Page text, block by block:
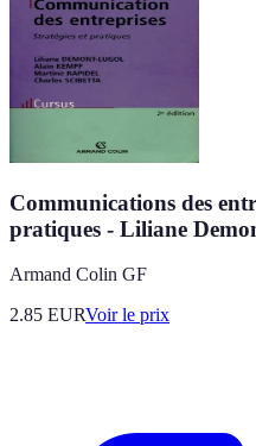
Communications des
pratiques - Liliane
Armand Colin GF
2.85 EURVoir le prix